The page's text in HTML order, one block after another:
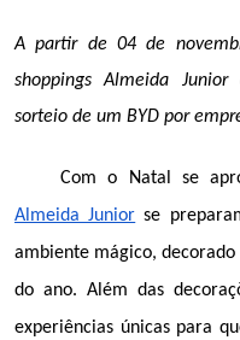
A partir de 04 de
shoppings Almeida
sorteio de um BYD por
Com o Natal se
Almeida Junior se
ambiente mágico, decorado
do ano. Além das
experiências únicas para